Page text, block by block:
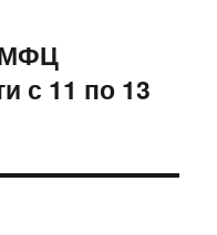
МФЦ
с 11 по 13